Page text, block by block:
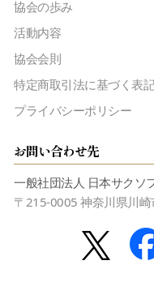
協会の歩み
活動内容
協会会則
特定商取引法に基づく表記
プライバシーポリシー
お問い合わせ先
一般社団法人 日本サクソ
〒215-0005 神奈川県川